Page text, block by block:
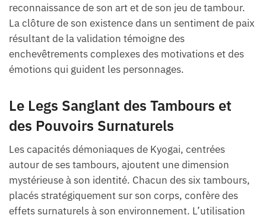
reconnaissance de son art et de son jeu de tambour.
La clôture de son existence dans un sentiment de paix
résultant de la validation témoigne des
enchevêtrements complexes des motivations et des
émotions qui guident les personnages.
Le Legs Sanglant des Tambours et
des Pouvoirs Surnaturels
Les capacités démoniaques de Kyogai, centrées
autour de ses tambours, ajoutent une dimension
mystérieuse à son identité. Chacun des six tambours,
placés stratégiquement sur son corps, confère des
effets surnaturels à son environnement. L’utilisation